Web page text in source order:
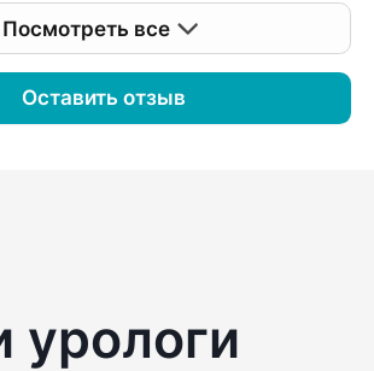
Оставить отзыв
Посмотреть все
урологи